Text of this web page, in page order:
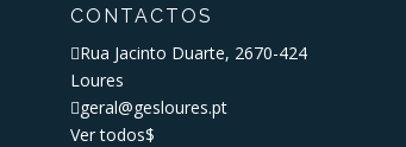
CONTACTOS
Rua Jacinto Duarte, 2670-424
Loures
geral@gesloures.pt
Ver todos$